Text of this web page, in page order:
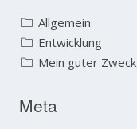
Allgemein
Entwicklung
Mein guter Zweck
Meta